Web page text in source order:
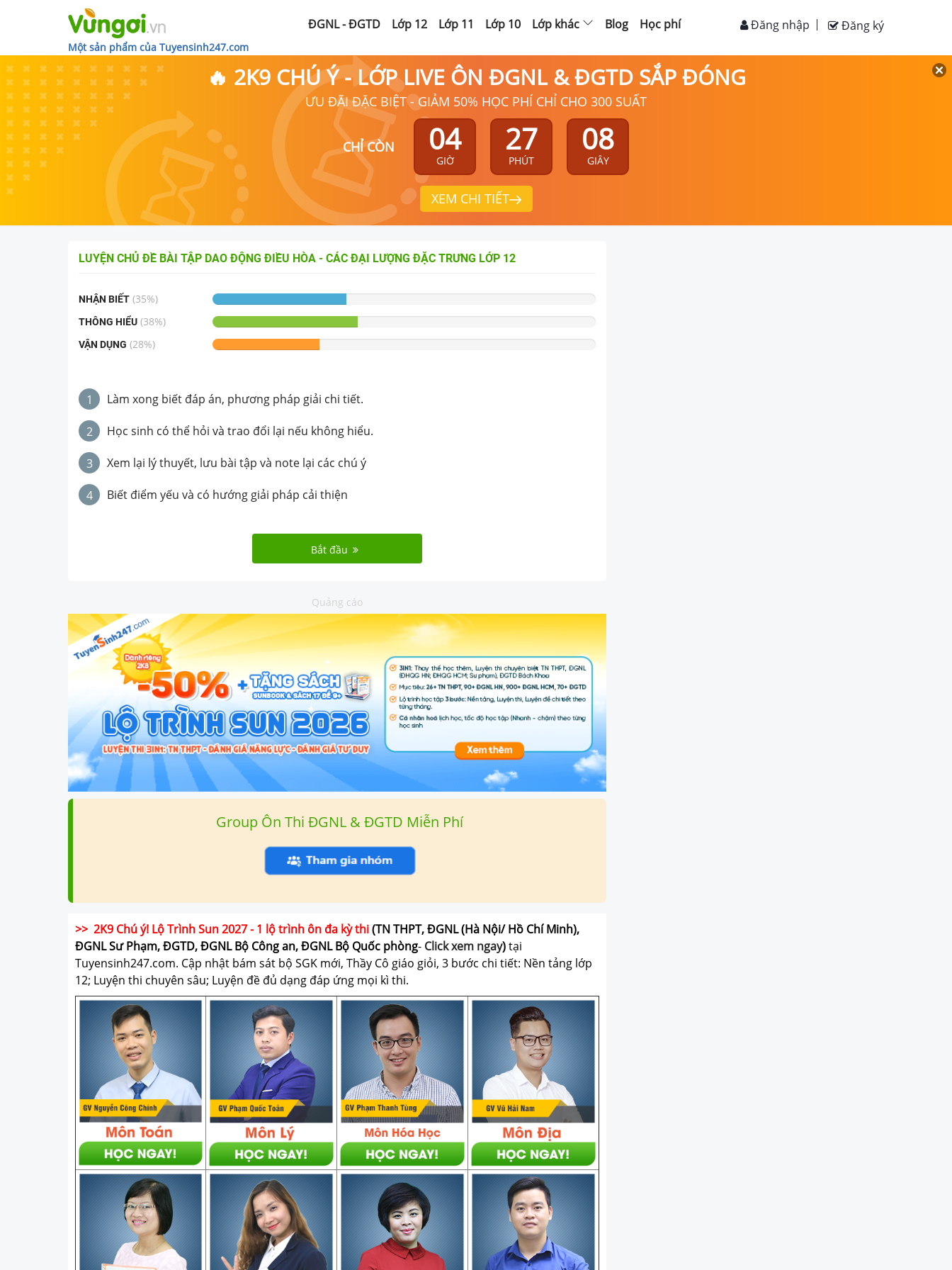
Một sản phẩm của Tuyensinh247.com
ĐGNL - ĐGTD Lớp 12 Lớp 11 Lớp 10 Lớp khác Blog Học phí Đăng ký
Đăng nhập
🔥 2K9 CHÚ Ý - LỚP LIVE ÔN ĐGNL & ĐGTD SẮP ĐÓNG
ƯU ĐÃI ĐẶC BIỆT - GIẢM 50% HỌC PHÍ CHỈ CHO 300 SUẤT
CHỈ CÒN 04
GIỜ
27
PHÚT
06
GIÂY
XEM CHI TIẾT
LUYỆN CHỦ ĐỀ BÀI TẬP DAO ĐỘNG ĐIỀU HÒA - CÁC ĐẠI LƯỢNG ĐẶC TRƯNG LỚP 12
NHẬN BIẾT (35%)
THÔNG HIỂU (38%)
VẬN DỤNG (28%)
1 Làm xong biết đáp án, phương pháp giải chi tiết.
2 Học sinh có thể hỏi và trao đổi lại nếu không hiểu.
3 Xem lại lý thuyết, lưu bài tập và note lại các chú ý
4 Biết điểm yếu và có hướng giải pháp cải thiện
Bắt đầu
Quảng cáo
Group Ôn Thi ĐGNL & ĐGTD Miễn Phí
>> 2K9 Chú ý! Lộ Trình Sun 2027 - 1 lộ trình ôn đa kỳ thi(TN THPT, ĐGNL (Hà Nội/ Hồ Chí Minh),
ĐGNL Sư Phạm, ĐGTD, ĐGNL Bộ Công an, ĐGNL Bộ Quốc phòng- Click xem ngay)tại
Tuyensinh247.com. Cập nhật bám sát bộ SGK mới, Thầy Cô giáo giỏi, 3 bước chi tiết: Nền tảng lớp
12; Luyện thi chuyên sâu; Luyện đề đủ dạng đáp ứng mọi kì thi.